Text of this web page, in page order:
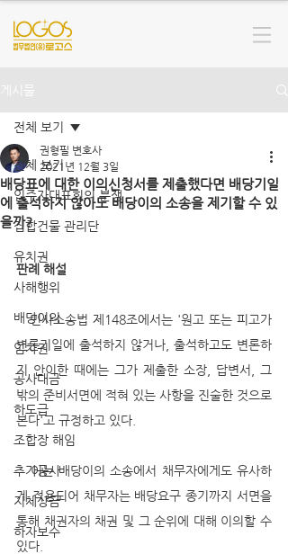
게시물
전체 보기
입주자대표회의 분쟁
집합건물 관리단
유치권
사해행위
배당이의
임차권
공사대금
하도급
조합장 해임
추가공사
지체상금
하자보수
전체 보기
배당표에 대한 이의신청서를 제출했다면 배당기일
에 출석하지 않아도 배당이의 소송을 제기할 수 있
을까?
권형필 변호사
2021년 12월 3일
판례 해설
   민사소송법 제148조에서는 '원고 또는 피고가
변론기일에 출석하지 않거나, 출석하고도 변론하
지 안이한 때에는 그가 제출한 소장, 답변서, 그
밖의 준비서면에 적혀 있는 사항을 진술한 것으로
본다'고 규정하고 있다.
   이는 배당이의 소송에서 채무자에게도 유사하
게 적용되어 채무자는 배당요구 종기까지 서면을
통해 채권자의 채권 및 그 순위에 대해 이의할 수
있다.